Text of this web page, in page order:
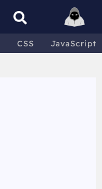
CSS JavaScript